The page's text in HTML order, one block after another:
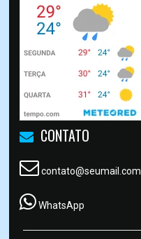
CONTATO
contato@seumail.com
WhatsApp